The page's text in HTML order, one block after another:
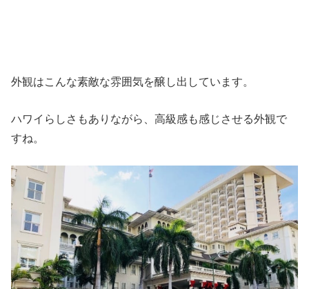
外観はこんな素敵な雰囲気を醸し出しています。
ハワイらしさもありながら、高級感も感じさせる外観で
すね。